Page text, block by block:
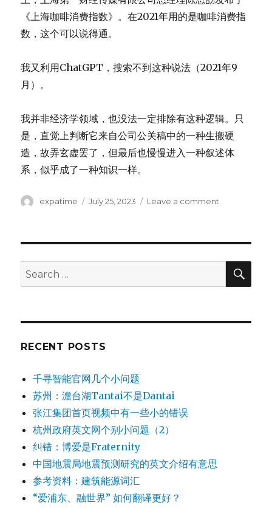
《上海咖啡消费指数》。在2021年用的是咖啡消费指
数，这个可以说得通。
我又利用ChatGPT，搜索不到这种说法（2021年9
月）。
我并非经济学领域，也没法一定排除有这种逻辑。只
是，直觉上判断它来自公司公关稿中的一种生搬硬
造，故弄玄虚罢了，但最后也慢慢进入一种叙述体
系，似乎成了一种知识一样。
Author
expatime
Posted
July 25, 2023 Leave a comment
就
明
Search
for:
RECENT POSTS
千寻智能官网几个小问题
苏州：澹台湖Tantai不是Dantai
张江集团首页视频中有一些小的错误
杭州政府英文网个别小问题（2）
纠错：博爱是Fraternity
中国地震局地震预测研究的英文介绍有意思
参考资料：建筑能源词汇
“爱浦东、融世界” 如何翻译更好？